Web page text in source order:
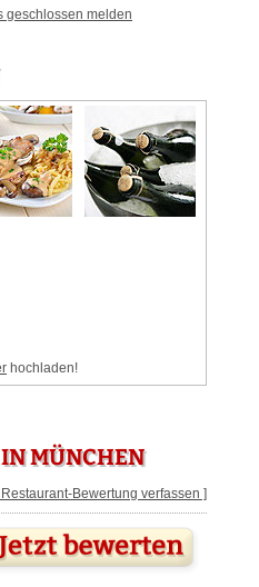
geschlossen melden
hochladen!
MÜNCHEN
Bewertung verfassen ]